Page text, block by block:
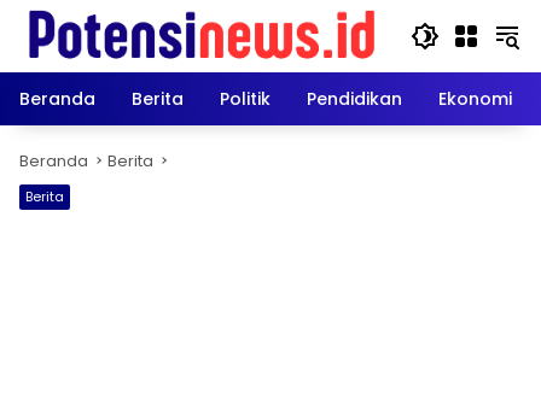
Langsung
konten
Beranda
Berita Politik Pendidikan Ekonomi
Beranda Berita
Berita